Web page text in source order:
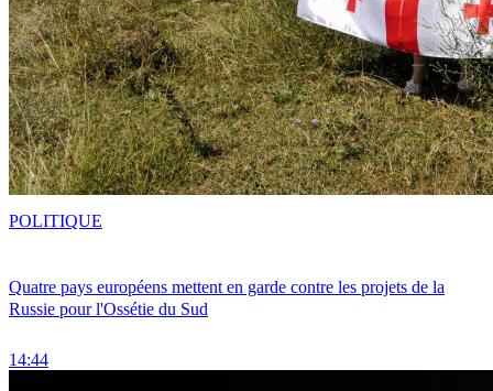
Quatre pays européens mettent en garde contre les projets de la
Russie pour l'Ossétie du Sud
14:44
POLITIQUE